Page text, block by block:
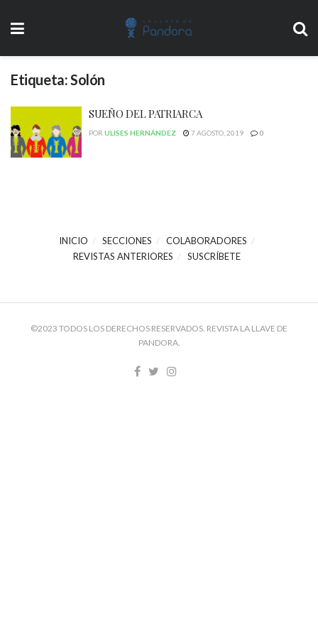
Etiqueta:Solón
SUEÑO DEL PATRIARCA
POR ULISES HERNÁNDEZ 7 AGOSTO, 2019 0
INICIO SECCIONES
COLABORADORES
REVISTAS ANTERIORES
SUSCRÍBETE
©2023 TODOS LOS DERECHOS RESERVADOS. REVISTA LA LLAVE DE
PANDORA.